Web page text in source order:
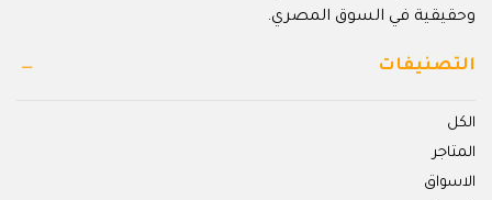
وحقيقية في السوق المصري.
التصنيفات
الكل
المتاجر
الاسواق